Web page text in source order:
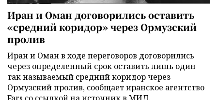
Иран и Оман договорились оставить
«средний коридор» через Ормузский
пролив
Иран и Оман в ходе переговоров договорились
через определенный срок оставить лишь один
так называемый средний коридор через
Ормузский пролив, сообщает иранское агентство